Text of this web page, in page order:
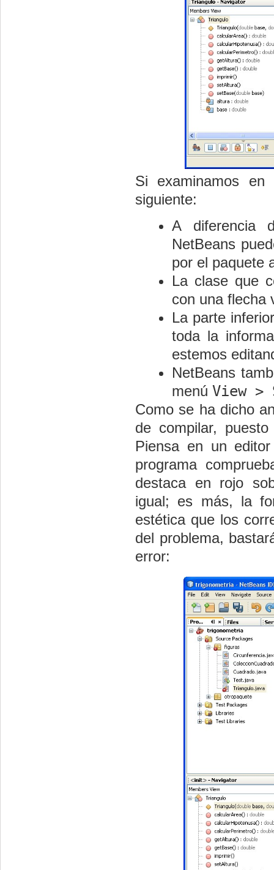
Si examinamos en
siguiente:
A diferencia
NetBeans
por el paquete
La clase que
con una flecha
La parte
toda la
estemos
NetBeans
menú View >
Como se ha dicho
de compilar,
Piensa en un
programa
destaca en rojo
igual; es más, la
estética que los
del problema,
error: